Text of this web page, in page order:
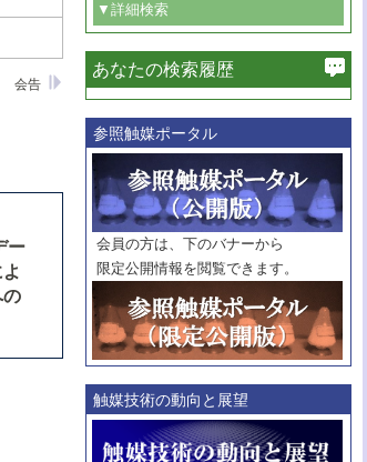
会告
ー
▼詳細検索
必ず含む
巻・号指定
巻
号
範囲指定
巻
号～
巻
号
触媒年鑑
年度
記事種別
マーク：
マークあり
あなたの検索履歴
参照触媒ポータル
会員の方は、下のバナーから
限定公開情報を閲覧できます。
触媒技術の動向と展望